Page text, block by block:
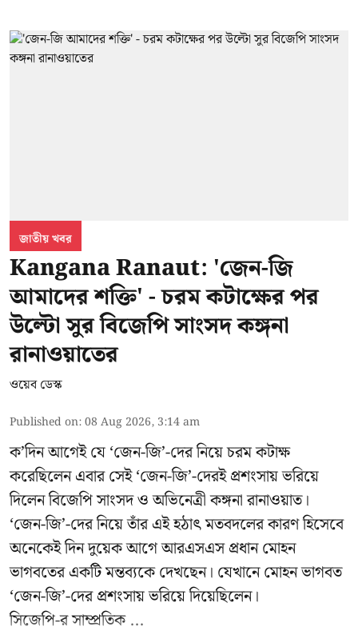
জাতীয় খবর
Kangana Ranaut: 'জেন-জি
আমাদের শক্তি' - চরম কটাক্ষের পর
উল্টো সুর বিজেপি সাংসদ কঙ্গনা
রানাওয়াতের
ওয়েব ডেস্ক
Published on:08 Aug 2026, 3:14 am
ক’দিন আগেই যে ‘জেন-জি’-দের নিয়ে চরম কটাক্ষ
করেছিলেন এবার সেই ‘জেন-জি’-দেরই প্রশংসায় ভরিয়ে
দিলেন বিজেপি সাংসদ ও অভিনেত্রী কঙ্গনা রানাওয়াত।
‘জেন-জি’-দের নিয়ে তাঁর এই হঠাৎ মতবদলের কারণ হিসেবে
অনেকেই দিন দুয়েক আগে আরএসএস প্রধান মোহন
ভাগবতের একটি মন্তব্যকে দেখছেন। যেখানে মোহন ভাগবত
‘জেন-জি’-দের প্রশংসায় ভরিয়ে দিয়েছিলেন।
সিজেপি-রসাম্প্রতিক ...